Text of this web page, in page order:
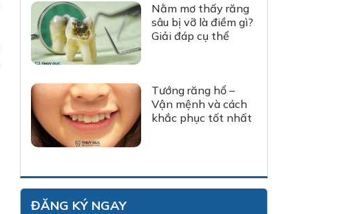
Nằm mơ thấy răng
sâu bị vỡ là điềm gì?
Giải đáp cụ thể
Tướng răng hổ –
Vận mệnh và cách
khắc phục tốt nhất
ĐĂNG KÝ NGAY